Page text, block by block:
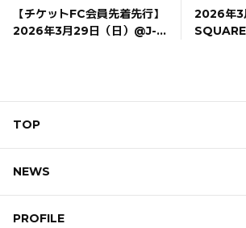
【チケットFC会員先着先行】
2026年3月29日（日）@J-
り上がろう！〜』
2026年3
TOP
NEWS
PROFILE